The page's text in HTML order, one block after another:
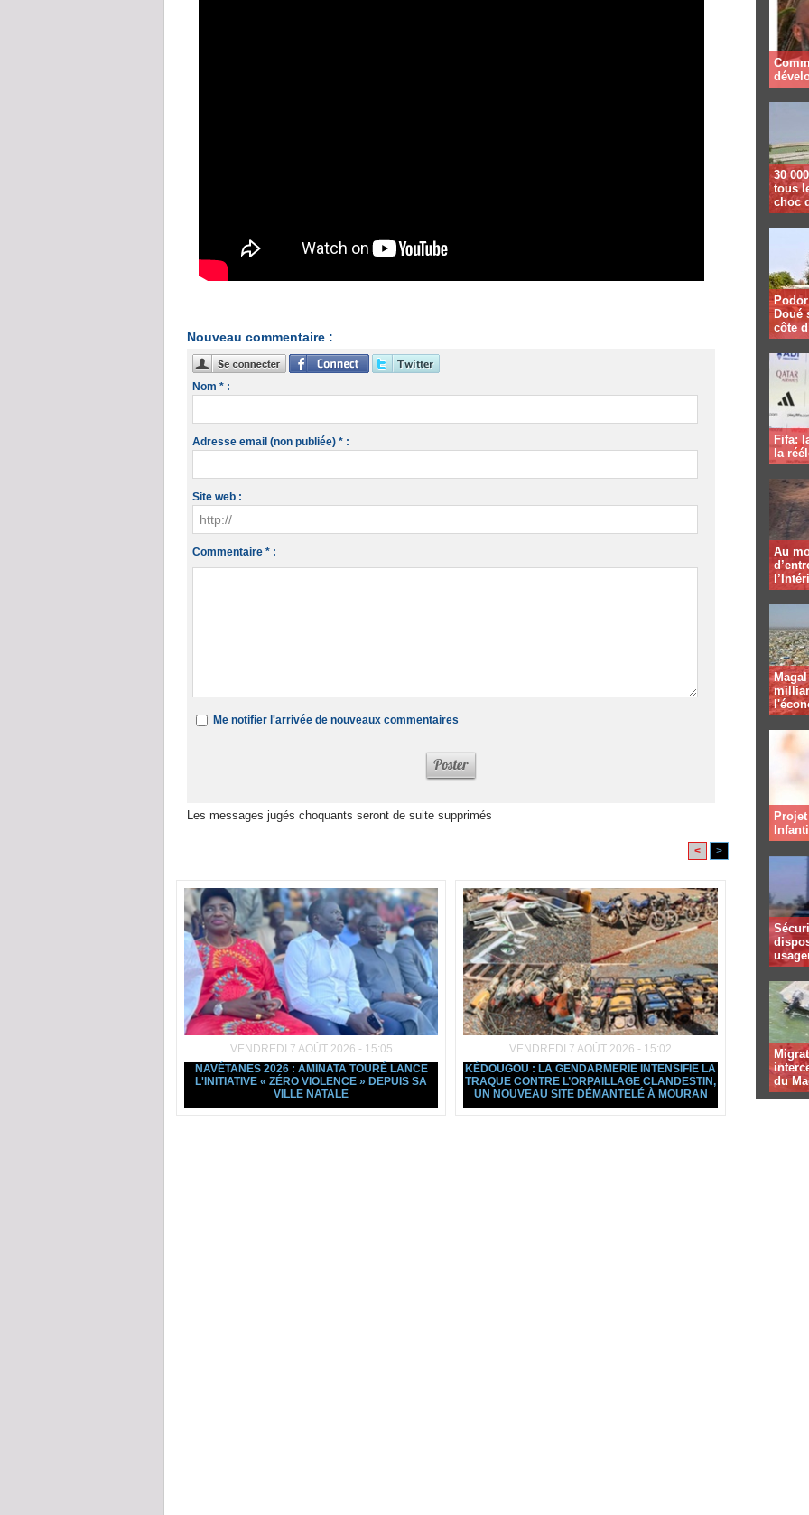
Nouveau commentaire :
Nom * :
Adresse email (non publiée) * :
Site web :
Commentaire * :
Me notifier l'arrivée de nouveaux commentaires
Les messages jugés choquants seront de suite supprimés
< >
VENDREDI 7 AOÛT 2026 - 15:05
NAVÉTANES 2026 : AMINATA TOURÉ LANCE
L'INITIATIVE « ZÉRO VIOLENCE » DEPUIS SA
VILLE NATALE
VENDREDI 7 AOÛT 2026 - 15:02
KÉDOUGOU : LA GENDARMERIE INTENSIFIE LA
TRAQUE CONTRE L’ORPAILLAGE CLANDESTIN,
UN NOUVEAU SITE DÉMANTELÉ À MOURAN
30
tous
choc
Doué
côte
Fifa:
la
Au
du